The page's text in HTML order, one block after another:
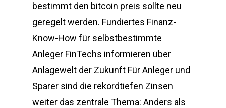
bestimmt den bitcoin preis sollte neu
geregelt werden. Fundiertes Finanz-
Know-How für selbstbestimmte
Anleger FinTechs informieren über
Anlagewelt der Zukunft Für Anleger und
Sparer sind die rekordtiefen Zinsen
weiter das zentrale Thema: Anders als